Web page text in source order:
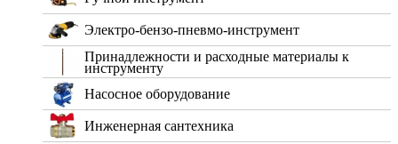
Электро-бензо-пневмо-инструмент
Принадлежности и расходные материалы к
инструменту
Насосное оборудование
Инженерная сантехника